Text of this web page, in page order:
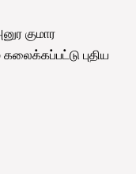
குமார
புதிய